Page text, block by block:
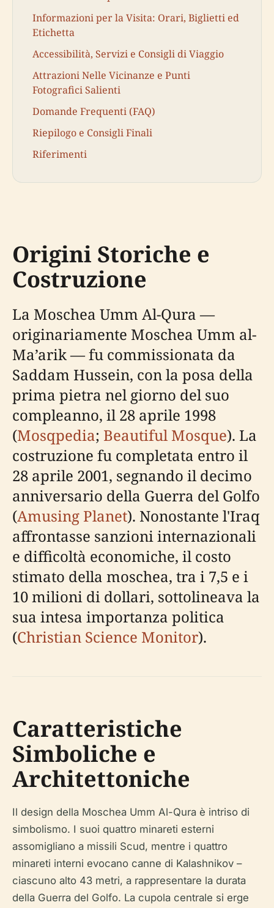
Informazioni per la Visita: Orari, Biglietti ed
Etichetta
Accessibilità, Servizi e Consigli di Viaggio
Attrazioni Nelle Vicinanze e Punti
Fotografici Salienti
Domande Frequenti (FAQ)
Riepilogo e Consigli Finali
Riferimenti
Origini Storiche e
Costruzione
La Moschea Umm Al-Qura —
originariamente Moschea Umm al-
Ma’arik — fu commissionata da
Saddam Hussein, con la posa della
prima pietra nel giorno del suo
compleanno, il 28 aprile 1998
(Mosqpedia; Beautiful Mosque). La
costruzione fu completata entro il
28 aprile 2001, segnando il decimo
anniversario della Guerra del Golfo
(Amusing Planet). Nonostante l'Iraq
affrontasse sanzioni internazionali
e difficoltà economiche, il costo
stimato della moschea, tra i 7,5 e i
10 milioni di dollari, sottolineava la
sua intesa importanza politica
(Christian Science Monitor).
Caratteristiche
Simboliche e
Architettoniche
Il design della Moschea Umm Al-Qura è intriso di
simbolismo. I suoi quattro minareti esterni
assomigliano a missili Scud, mentre i quattro
minareti interni evocano canne di Kalashnikov –
ciascuno alto 43 metri, a rappresentare la durata
della Guerra del Golfo. La cupola centrale si erge